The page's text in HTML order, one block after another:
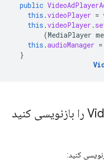
public
this.videoPlayer
this.videoPlayer
(MediaPlayer
this.audioManager
کنید: